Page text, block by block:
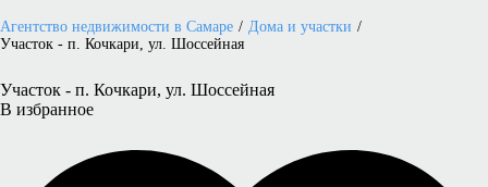
Агентство недвижимости в Самаре
Дома и участки
Участок - п. Кочкари, ул. Шоссейная
Участок - п. Кочкари, ул. Шоссейная
В избранное